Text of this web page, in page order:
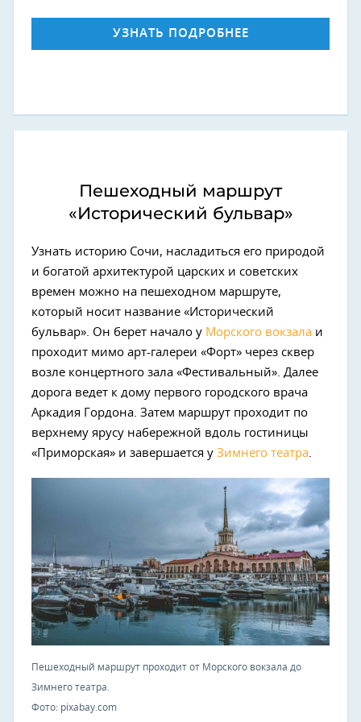
УЗНАТЬ ПОДРОБНЕЕ
Пешеходный маршрут
«Исторический бульвар»
Узнать историю Сочи, насладиться его природой
и богатой архитектурой царских и советских
времен можно на пешеходном маршруте,
который носит название «Исторический
бульвар». Он берет начало у Морского вокзала и
проходит мимо арт-галереи «Форт» через сквер
возле концертного зала «Фестивальный». Далее
дорога ведет к дому первого городского врача
Аркадия Гордона. Затем маршрут проходит по
верхнему ярусу набережной вдоль гостиницы
«Приморская» и завершается у Зимнего театра.
Пешеходный маршрут проходит от Морского вокзала до
Зимнего театра.
Фото: pixabay.com